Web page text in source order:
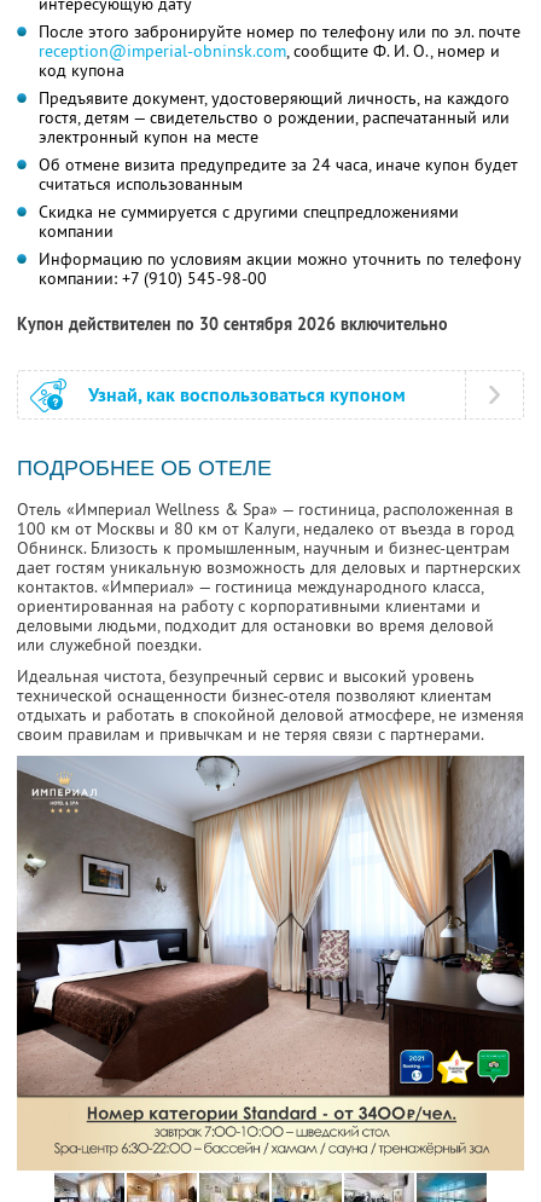
После этого забронируйте номер по телефону или по эл. почте
reception@imperial-obninsk.com,сообщите Ф. И. О.,номер и
код купона
Предъявите документ, удостоверяющий личность, на каждого
гостя, детям — свидетельство о рождении, распечатанный или
электронный купон на месте
Об отмене визита предупредите за 24 часа, иначе купон будет
считаться использованным
Скидка не суммируется с другими спецпредложениями
компании
Информацию по условиям акции можно уточнить по телефону
компании: +7 (910) 545-98-00
Купон действителен по 30 сентября 2026 включительно
Узнай, как воспользоваться купоном
ПОДРОБНЕЕ ОБ ОТЕЛЕ
Отель «Империал Wellness & Spa» — гостиница, расположенная в
100 км от Москвы и 80 км от Калуги, недалеко от въезда в город
Обнинск. Близость к промышленным, научным и бизнес-центрам
дает гостям уникальную возможность для деловых и партнерских
контактов. «Империал» — гостиница международного класса,
ориентированная на работу с корпоративными клиентами и
деловыми людьми, подходит для остановки во время деловой
или служебной поездки.
Идеальная чистота, безупречный сервис и высокий уровень
технической оснащенности бизнес-отеля позволяют клиентам
отдыхать и работать в спокойной деловой атмосфере, не изменяя
своим правилам и привычкам и не теряя связи с партнерами.